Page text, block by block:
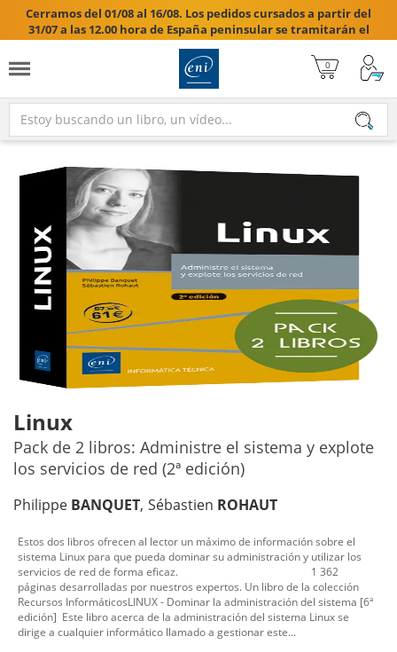
Cerramos del 01/08 al 16/08. Los pedidos cursados a partir del
31/07 a las 12.00 hora de España peninsular se tramitarán el
17/08/2026.

Linux
Pack de 2 libros: Administre el sistema y explote
los servicios de red (2ª edición)
Philippe BANQUET Sébastien ROHAUT
Estos dos libros ofrecen al lector un máximo de información sobre el
sistema Linux para que pueda dominar su administración y utilizar los
servicios de red de forma eficaz. 1 362
páginas desarrolladas por nuestros expertos. Un libro de la colección
Recursos InformáticosLINUX - Dominar la administración del sistema [6ª
edición] Este libro acerca de la administración del sistema Linux se
dirige a cualquier informático llamado a gestionar este...